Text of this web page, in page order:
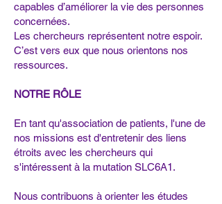
capables d’améliorer la vie des personnes
concernées.
Les chercheurs représentent notre espoir.
C’est vers eux que nous orientons nos
ressources.
NOTRE RÔLE
En tant qu'association de patients, l'une de
nos missions est d'entretenir des liens
étroits avec les chercheurs qui
s'intéressent à la mutation SLC6A1.
Nous contribuons à orienter les études